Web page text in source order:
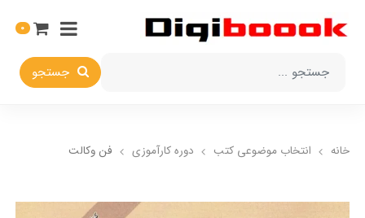
جستجو
0
خانه انتخاب​ موضوعي​ کتب دوره کارآموزی فن وکالت